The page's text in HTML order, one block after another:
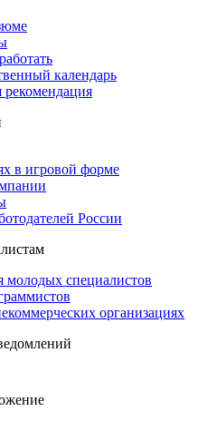
календарь
рекомендация
в игровой форме
России
молодых специалистов
организациях